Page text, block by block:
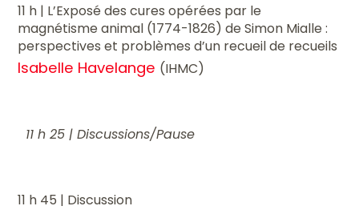
11 h | L’Exposé des cures opérées par le
magnétisme animal (1774-1826) de Simon Mialle :
perspectives et problèmes d’un recueil de recueils
Isabelle Havelange (IHMC)
11 h 25 |Discussions/Pause
11 h 45 | Discussion